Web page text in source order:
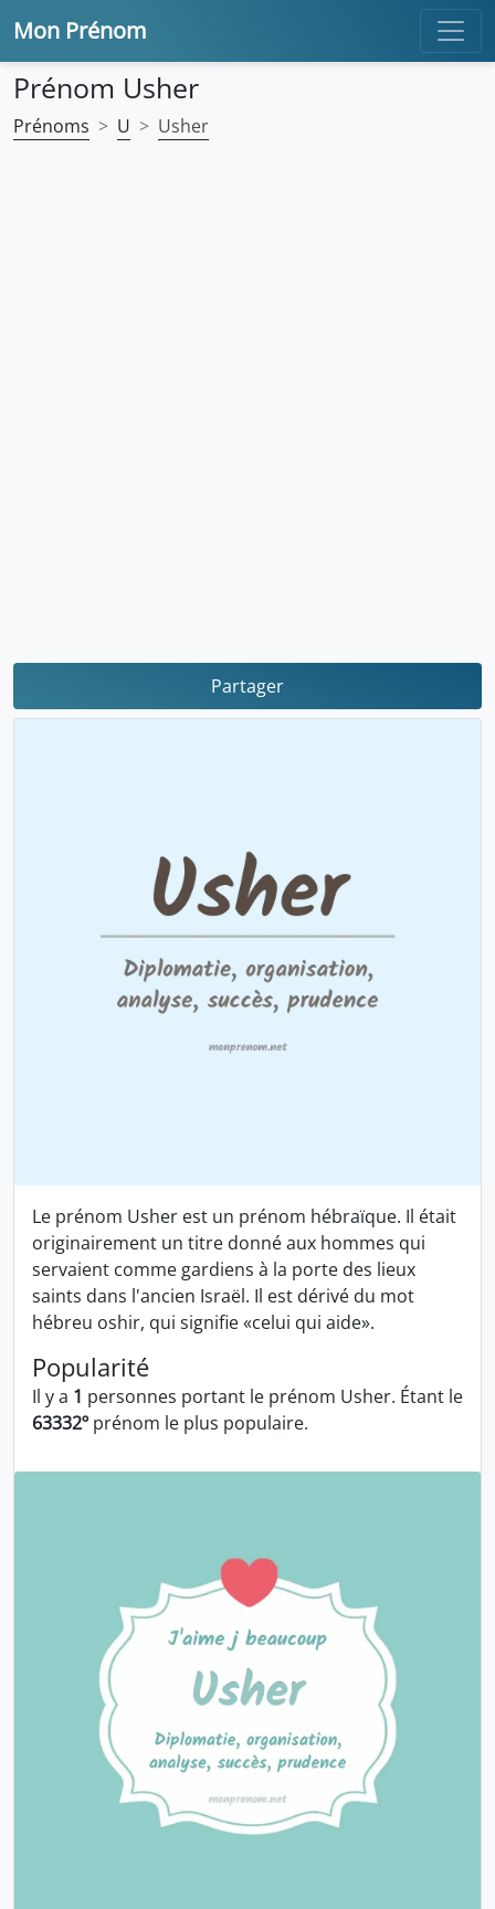
Mon Prénom
Prénom Usher
Prénoms U Usher
Partager
Le prénom Usher est un prénom hébraïque. Il était
originairement un titre donné aux hommes qui
servaient comme gardiens à la porte des lieux
saints dans l'ancien Israël. Il est dérivé du mot
hébreu oshir, qui signifie «celui qui aide».
Popularité
Il y a 1 personnes portant le prénom Usher. Étant le
63332º prénom le plus populaire.